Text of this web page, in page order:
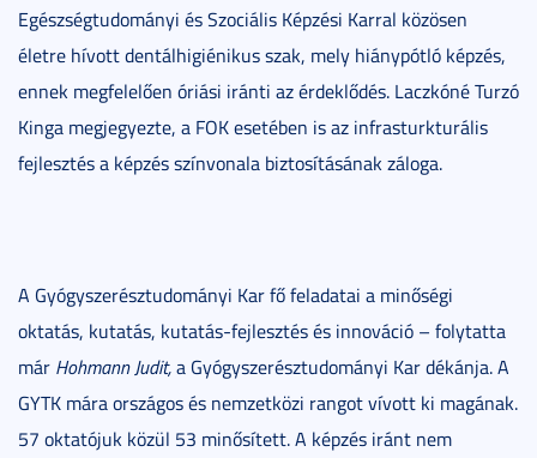
Egészségtudományi és Szociális Képzési Karral közösen
életre hívott dentálhigiénikus szak, mely hiánypótló képzés,
ennek megfelelően óriási iránti az érdeklődés. Laczkóné Turzó
Kinga megjegyezte, a FOK esetében is az infrasturkturális
fejlesztés a képzés színvonala biztosításának záloga.
A Gyógyszerésztudományi Kar fő feladatai a minőségi
oktatás, kutatás, kutatás-fejlesztés és innováció – folytatta
már Hohmann Judit,a Gyógyszerésztudományi Kar dékánja. A
GYTK mára országos és nemzetközi rangot vívott ki magának.
57 oktatójuk közül 53 minősített. A képzés iránt nem